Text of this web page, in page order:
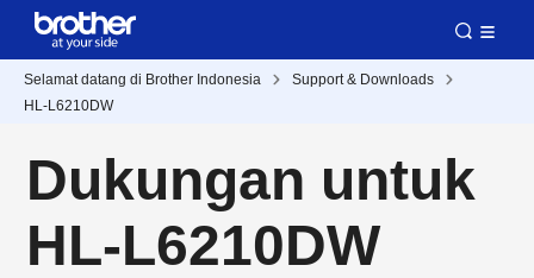
Selamat datang di Brother Indonesia
Support & Downloads
HL-L6210DW
Dukungan untuk
HL-L6210DW